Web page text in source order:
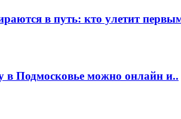
в путь: кто улетит
в Подмосковье можно онлайн и..